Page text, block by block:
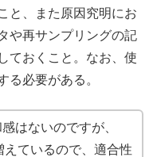
と、また原因究明にお
や再サンプリングの記
ておくこと。なお、使
る必要がある。
はないのですが、
ているので、適合性